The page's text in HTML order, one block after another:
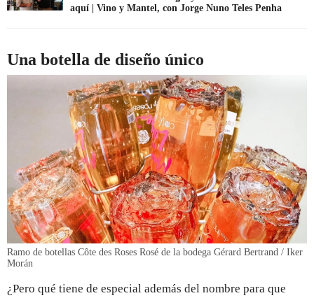
aquí | Vino y Mantel, con Jorge Nuno Teles Penha
Una botella de diseño único
Ramo de botellas Côte des Roses Rosé de la bodega Gérard Bertrand / Iker
Morán
¿Pero qué tiene de especial además del nombre para que